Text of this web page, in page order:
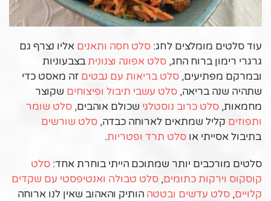
עוד סלטים מומלצים לחג: סלט חסה ותאנים אליו נצרף גם
גרגרי רימון ברוח החג, סלט אפונה וצנוניתבצבעוניות
ובמרקם מפתיעים, סלט בריאות עם נבטים זה מאסט כדי
שתהיה שנה בריאה, סלט עשבי תיבול ופיצוחים שקוצר
מחמאות, סלט כרוב נוסטלגי שכולם אוהבים, סלט שומר
ותפוזים קליל שמתאים לארוחה כבדה, סלט שורשים
בתיבול אסייתי או סלט תרד ופטריות.
סלטים מורכבים יותר שמתוכם הייתי בוחרת אחד: סלט
קוסקוס וירקות כתומים, סלט טבולה ואנטיפסטי עם שקדים
קלויים, סלט עדשים ובטטה הותיק והאהוב שאין לנו ארוחה